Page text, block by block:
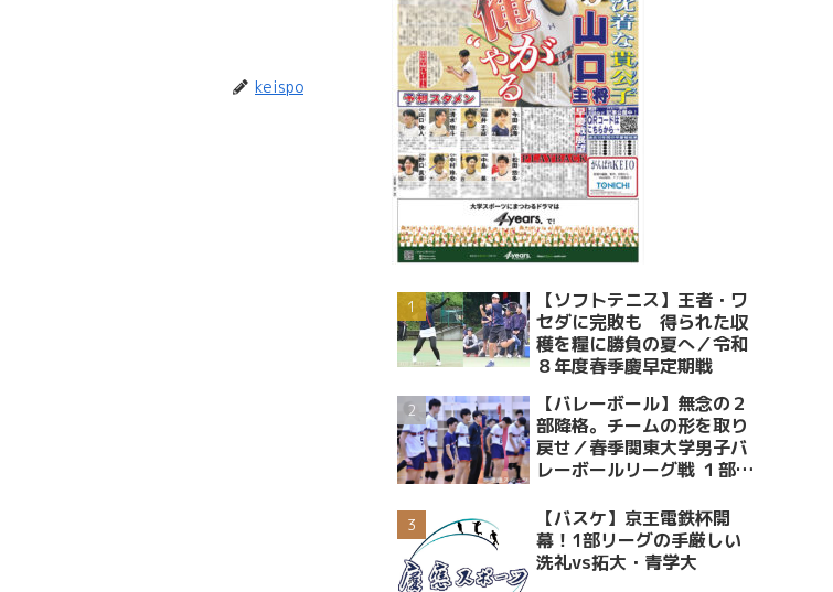
keispo
【ソフトテニス】王者・ワ
セダに完敗も 得られた収
穫を糧に勝負の夏へ／令和
８年度春季慶早定期戦
【バレーボール】無念の２
部降格。チームの形を取り
戻せ／春季関東大学男子バ
レーボールリーグ戦 １部・
【バスケ】京王電鉄杯開
幕！1部リーグの手厳しい
洗礼vs拓大・青学大